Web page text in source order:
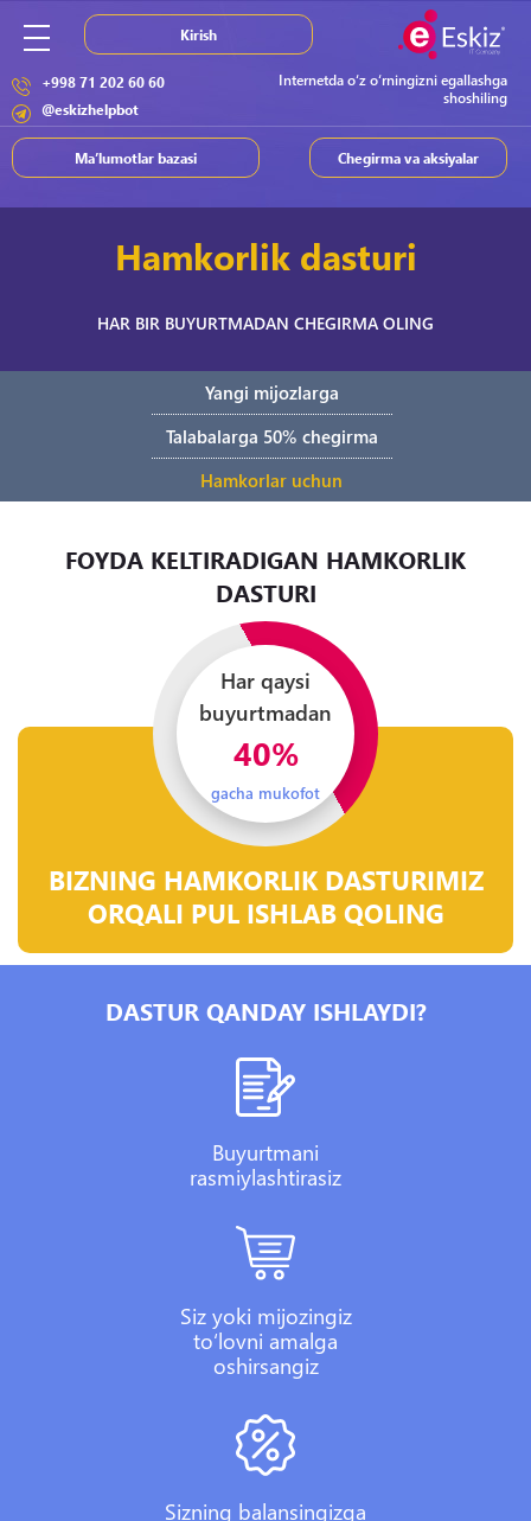
Internetda o‘z o‘rningizni egallashga
shoshiling
+998 71 202 60 60
@eskizhelpbot
Chegirma va aksiyalar
Ma’lumotlar bazasi
Kirish
Hamkorlik dasturi
HAR BIR BUYURTMADAN CHEGIRMA OLING
Yangi mijozlarga
Talabalarga 50% chegirma
Hamkorlar uchun
FOYDA KELTIRADIGAN HAMKORLIK
DASTURI
BIZNING HAMKORLIK DASTURIMIZ
ORQALI PUL ISHLAB QOLING
Har qaysi
buyurtmadan
40%
gacha mukofot
DASTUR QANDAY ISHLAYDI?
Buyurtmani
rasmiylashtirasiz
Siz yoki mijozingiz
to‘lovni amalga
oshirsangiz
Sizning balansingizga